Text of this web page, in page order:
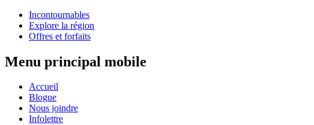
Incontournables
Explore la région
Offres et forfaits
Menu principal mobile
Accueil
Blogue
Nous joindre
Infolettre